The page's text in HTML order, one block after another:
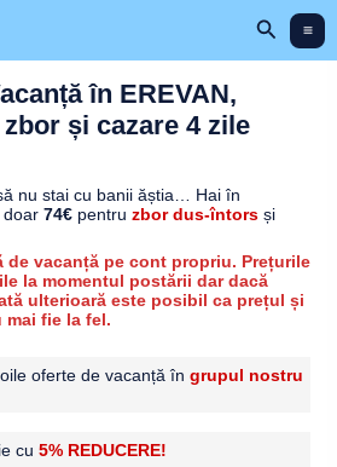
Search
în EREVAN,
și cazare 4 zile
nu stai cu banii ăștia… Hai în
doar 74€ pentru zbor dus-întors și
de vacanță pe cont propriu. Prețurile
la momentul postării dar dacă
ulterioară este posibil ca prețul și
fie la fel.
oferte de vacanță în grupul nostru
cu 5% REDUCERE!